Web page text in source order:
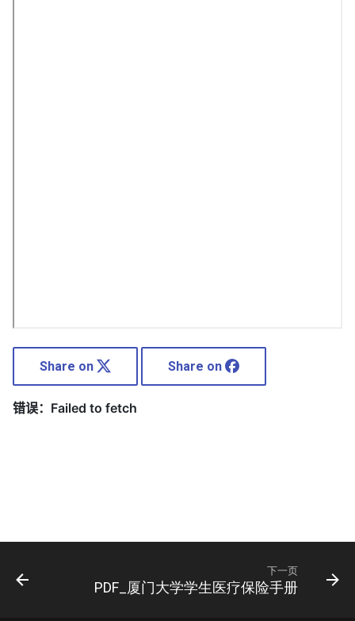
Share on Share on
下一页
PDF_厦门大学学生医疗保险手册